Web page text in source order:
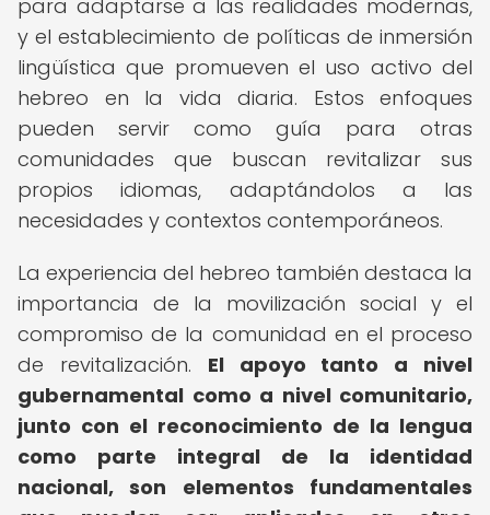
para adaptarse a las realidades modernas,
y el establecimiento de políticas de inmersión
lingüística que promueven el uso activo del
hebreo en la vida diaria. Estos enfoques
pueden servir como guía para otras
comunidades que buscan revitalizar sus
propios idiomas, adaptándolos a las
necesidades y contextos contemporáneos.
La experiencia del hebreo también destaca la
importancia de la movilización social y el
compromiso de la comunidad en el proceso
de revitalización. El apoyo tanto a nivel
gubernamental como a nivel comunitario,
junto con el reconocimiento de la lengua
como parte integral de la identidad
nacional, son elementos fundamentales